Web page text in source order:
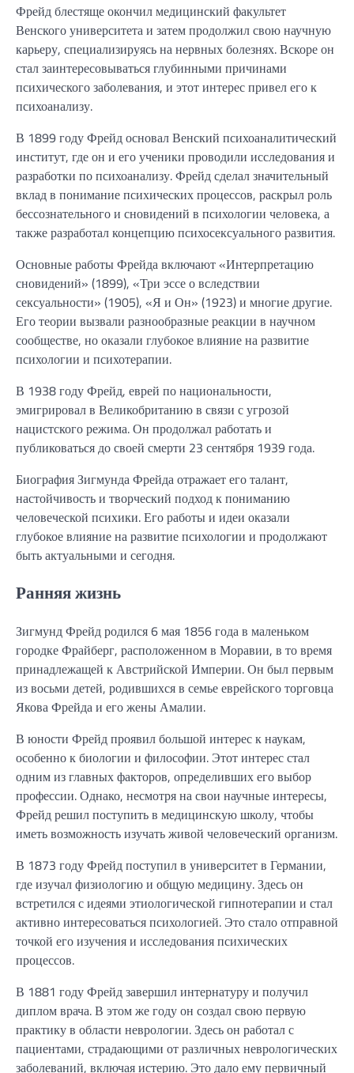
Фрейд блестяще окончил медицинский факультет
Венского университета и затем продолжил свою научную
карьеру, специализируясь на нервных болезнях. Вскоре он
стал заинтересовываться глубинными причинами
психического заболевания, и этот интерес привел его к
психоанализу.
В 1899 году Фрейд основал Венский психоаналитический
институт, где он и его ученики проводили исследования и
разработки по психоанализу. Фрейд сделал значительный
вклад в понимание психических процессов, раскрыл роль
бессознательного и сновидений в психологии человека, а
также разработал концепцию психосексуального развития.
Основные работы Фрейда включают «Интерпретацию
сновидений» (1899), «Три эссе о вследствии
сексуальности» (1905), «Я и Он» (1923) и многие другие.
Его теории вызвали разнообразные реакции в научном
сообществе, но оказали глубокое влияние на развитие
психологии и психотерапии.
В 1938 году Фрейд, еврей по национальности,
эмигрировал в Великобританию в связи с угрозой
нацистского режима. Он продолжал работать и
публиковаться до своей смерти 23 сентября 1939 года.
Биография Зигмунда Фрейда отражает его талант,
настойчивость и творческий подход к пониманию
человеческой психики. Его работы и идеи оказали
глубокое влияние на развитие психологии и продолжают
быть актуальными и сегодня.
Ранняя жизнь
Зигмунд Фрейд родился 6 мая 1856 года в маленьком
городке Фрайберг, расположенном в Моравии, в то время
принадлежащей к Австрийской Империи. Он был первым
из восьми детей, родившихся в семье еврейского торговца
Якова Фрейда и его жены Амалии.
В юности Фрейд проявил большой интерес к наукам,
особенно к биологии и философии. Этот интерес стал
одним из главных факторов, определивших его выбор
профессии. Однако, несмотря на свои научные интересы,
Фрейд решил поступить в медицинскую школу, чтобы
иметь возможность изучать живой человеческий организм.
В 1873 году Фрейд поступил в университет в Германии,
где изучал физиологию и общую медицину. Здесь он
встретился с идеями этиологической гипнотерапии и стал
активно интересоваться психологией. Это стало отправной
точкой его изучения и исследования психических
процессов.
В 1881 году Фрейд завершил интернатуру и получил
диплом врача. В этом же году он создал свою первую
практику в области неврологии. Здесь он работал с
пациентами, страдающими от различных неврологических
заболеваний, включая истерию. Это дало ему первичный